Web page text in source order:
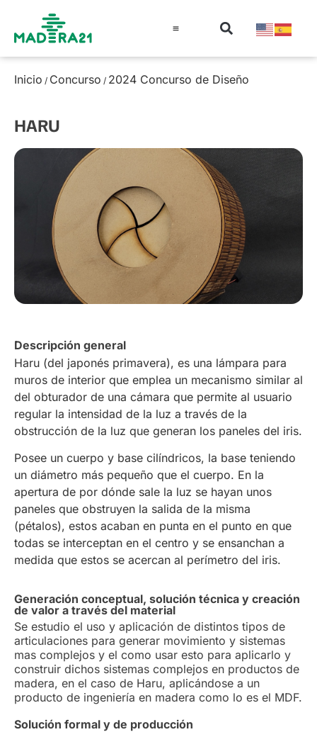
Inicio / Concurso / 2024 Concurso de Diseño
HARU
Descripción general
Haru (del japonés primavera), es una lámpara para
muros de interior que emplea un mecanismo similar al
del obturador de una cámara que permite al usuario
regular la intensidad de la luz a través de la
obstrucción de la luz que generan los paneles del iris.
Posee un cuerpo y base cilíndricos, la base teniendo
un diámetro más pequeño que el cuerpo. En la
apertura de por dónde sale la luz se hayan unos
paneles que obstruyen la salida de la misma
(pétalos), estos acaban en punta en el punto en que
todas se interceptan en el centro y se ensanchan a
medida que estos se acercan al perímetro del iris.
Generación conceptual, solución técnica y creación
de valor a través del material
Se estudio el uso y aplicación de distintos tipos de
articulaciones para generar movimiento y sistemas
mas complejos y el como usar esto para aplicarlo y
construir dichos sistemas complejos en productos de
madera, en el caso de Haru, aplicándose a un
producto de ingeniería en madera como lo es el MDF.
Solución formal y de producción